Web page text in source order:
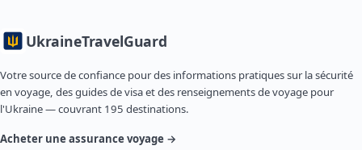
UkraineTravelGuard
Votre source de confiance pour des informations pratiques sur la sécurité
en voyage, des guides de visa et des renseignements de voyage pour
l'Ukraine — couvrant 195 destinations.
Acheter une assurance voyage →